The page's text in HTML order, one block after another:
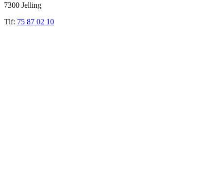
7300 Jelling
Tlf: 75 87 02 10